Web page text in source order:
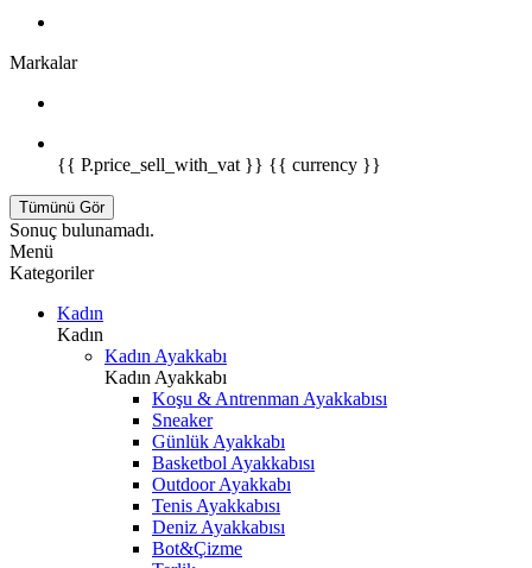
Markalar
{{ P.price_sell_with_vat }} {{ currency }}
Tümünü Gör
Sonuç bulunamadı.
Menü
Kategoriler
Kadın
Kadın
Kadın Ayakkabı
Kadın Ayakkabı
Koşu & Antrenman Ayakkabısı
Sneaker
Günlük Ayakkabı
Basketbol Ayakkabısı
Outdoor Ayakkabı
Tenis Ayakkabısı
Deniz Ayakkabısı
Bot&Çizme